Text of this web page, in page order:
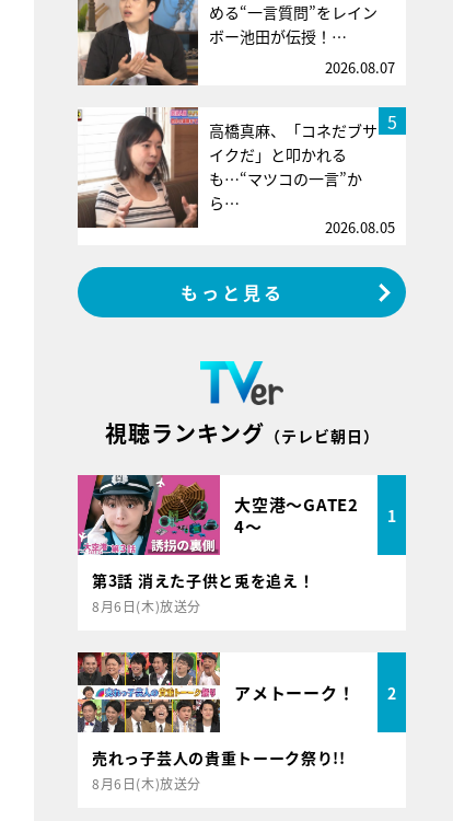
める“一言質問”をレイン
ボー池田が伝授！…
2026.08.07
5
高橋真麻、「コネだブサ
イクだ」と叩かれる
も…“マツコの一言”か
ら…
2026.08.05
もっと見る
視聴ランキング （テレビ朝日）
大空港～GATE2
4～
1
第3話 消えた子供と兎を追え！
8月6日(木)放送分
アメトーーク！ 2
売れっ子芸人の貴重トーーク祭り!!
8月6日(木)放送分